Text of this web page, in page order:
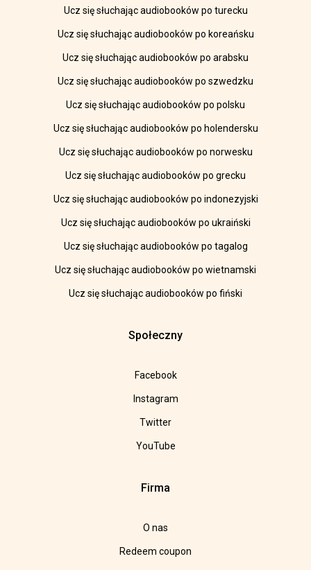
Ucz się słuchając audiobooków po turecku
Ucz się słuchając audiobooków po koreańsku
Ucz się słuchając audiobooków po arabsku
Ucz się słuchając audiobooków po szwedzku
Ucz się słuchając audiobooków po polsku
Ucz się słuchając audiobooków po holendersku
Ucz się słuchając audiobooków po norwesku
Ucz się słuchając audiobooków po grecku
Ucz się słuchając audiobooków po indonezyjski
Ucz się słuchając audiobooków po ukraiński
Ucz się słuchając audiobooków po tagalog
Ucz się słuchając audiobooków po wietnamski
Ucz się słuchając audiobooków po fiński
Społeczny
Facebook
Instagram
Twitter
YouTube
Firma
O nas
Redeem coupon